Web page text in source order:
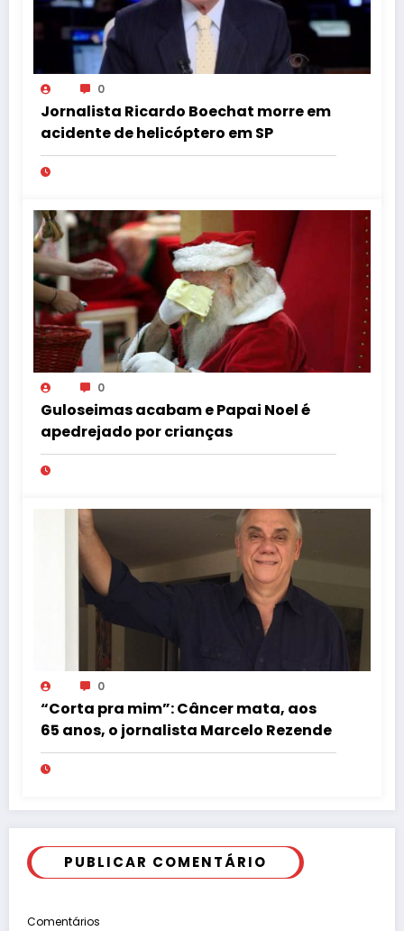
0
Jornalista Ricardo Boechat morre em
acidente de helicóptero em SP
0
Guloseimas acabam e Papai Noel é
apedrejado por crianças
0
“Corta pra mim”: Câncer mata, aos
65 anos, o jornalista Marcelo Rezende
PUBLICAR COMENTÁRIO
Comentários